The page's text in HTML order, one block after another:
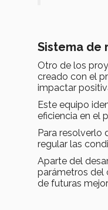
Sistema de
Otro de los
creado con el
impactar
Este equipo
eficiencia en el
Para resolverlo
regular las
Aparte del
parámetros del
de futuras